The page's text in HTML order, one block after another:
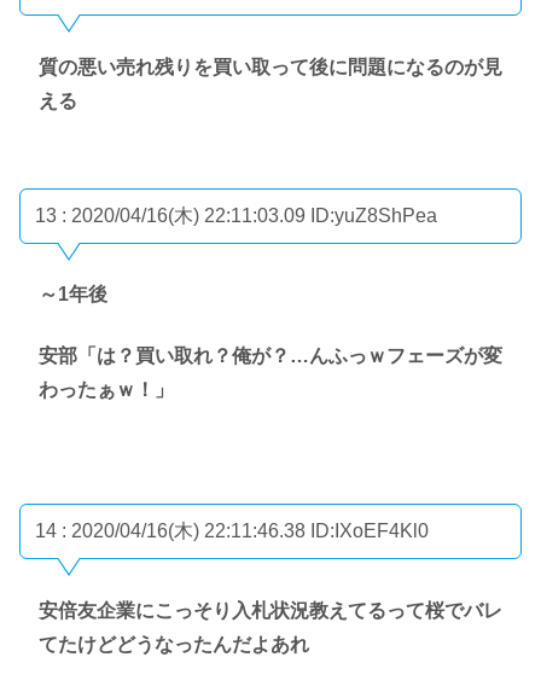
質の悪い売れ残りを買い取って後に問題になるのが見
える
13 : 2020/04/16(木) 22:11:03.09 ID:yuZ8ShPea
～1年後
安部「は？買い取れ？俺が？…んふっｗフェーズが変
わったぁｗ！」
14 : 2020/04/16(木) 22:11:46.38 ID:IXoEF4Kl0
安倍友企業にこっそり入札状況教えてるって桜でバレ
てたけどどうなったんだよあれ